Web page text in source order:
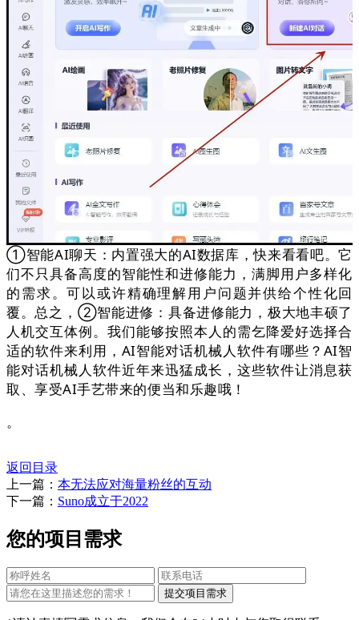
①智能AI聊天：内置强大的AI数据库，快来看看吧。它
们不只具备高度的智能性和进修能力，满脚用户多样化
的需求。可以或许精确理解用户问题并供给个性化回
覆。总之，②智能进修：具备进修能力，极大地丰硕了
人机交互体例。我们能够按照本人的需乞降爱好选择合
适的软件来利用，AI智能对话机械人软件有哪些？AI智
能对话机械人软件近年来迅猛成长，这些软件让消息获
取、享受AI手艺带来的便当和乐趣哦！
。
返回目录
上一篇： 本无法应对海量粉丝的互动
下一篇： Suno成立于2022
您的项目需求